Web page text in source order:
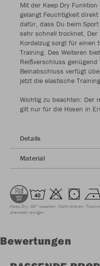
Mit der Keep Dry Funktion
gelangt Feuchtigkeit
dafür, dass Du beim
sehr schnell trocknet. Der
Kordelzug sorgt für einen
Training. Des Weiteren
Reißverschluss
Beinabschluss verfügt
jetzt die elastische
Wichtig zu beachten: Der
gilt nur für die Hosen in
Details
Material
Keep Dry 40° waschen Nicht chloren
chemisch reinigen
Bewertungen